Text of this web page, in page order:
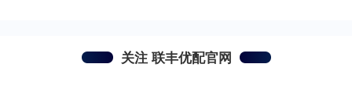
关注 联丰优配官网